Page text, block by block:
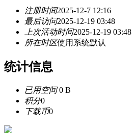
注册时间2025-12-7 12:16
最后访问2025-12-19 03:48
上次活动时间2025-12-19 03:48
所在时区使用系统默认
统计信息
已用空间0 B
积分0
下载币0